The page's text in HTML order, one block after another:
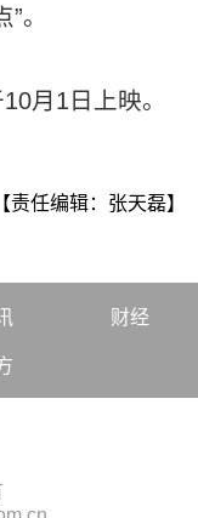
。
月1日上映。
【责任编辑：张天磊】
财经